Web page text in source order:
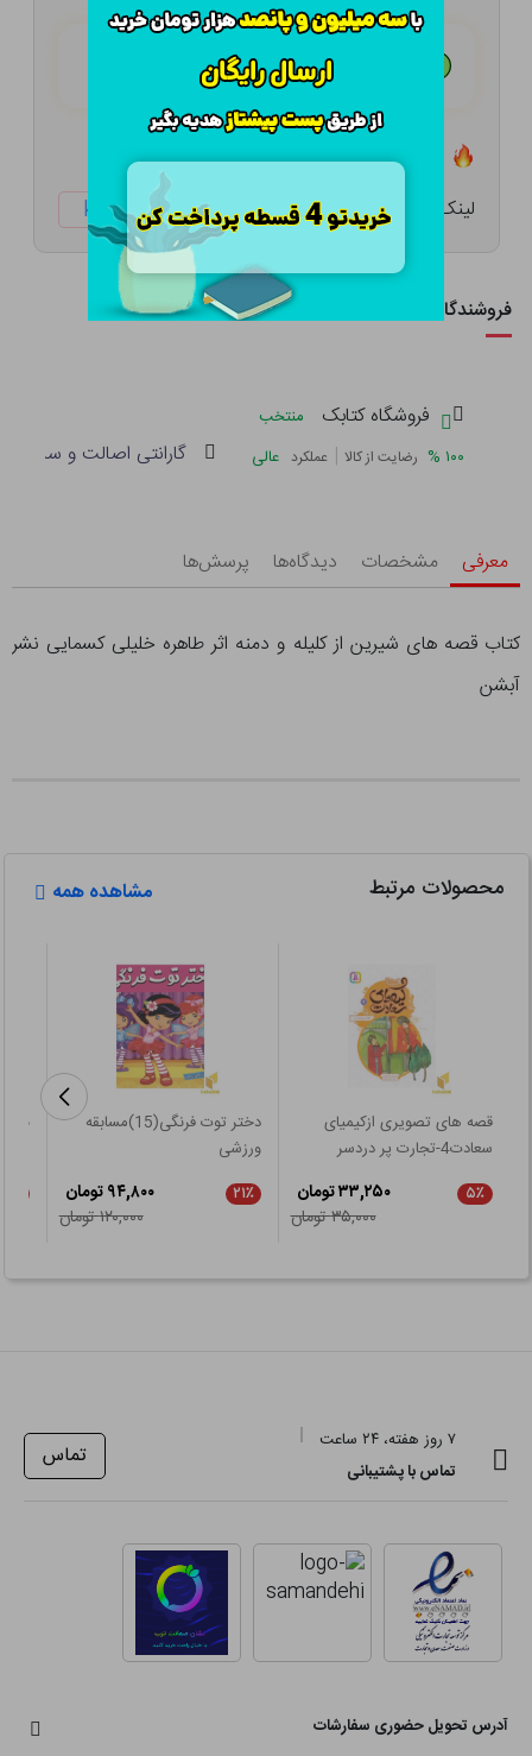
هـر قسط با تــرب‌پــی:
لینک کوتاه: ketabtala.com/sbp-53694
فروشندگان این کالا
فروشگاه کتابک
منتخب
۱۰۰ % رضایت از کالا | عملکرد عالی گارانتی اصالت و سلامت
معرفی مشخصات دیدگاه‌ها پرسش‌ها
کتاب قصه های شیرین از کلیله و دمنه اثر طاهره خلیلی کسمایی نشر
آبشن
محصولات مرتبط مشاهده همه
قصه های تصویری ازکیمیای
سعادت4-تجارت پر دردسر
۵٪
۳۳,۲۵۰ تومان
۳۵,۰۰۰ تومان
دختر توت فرنگی(15)مسابقه
ورزشی
۲۱٪
۹۴,۸۰۰ تومان
۱۲۰,۰۰۰ تومان
به
۷ روز هفته، ۲۴ ساعت
تماس با پشتیبانی
تماس
آدرس تحویل حضوری سفارشات